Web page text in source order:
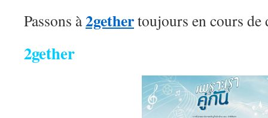
Passons à2gethertoujours en cours
2gether